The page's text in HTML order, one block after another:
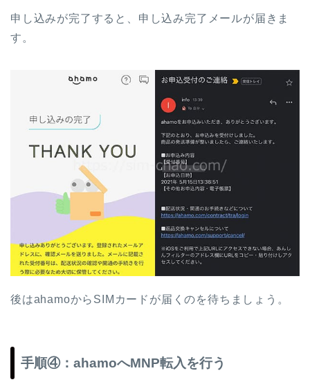
申し込みが完了すると、申し込み完了メールが届きま
す。
後はahamoからSIMカードが届くのを待ちましょう。
手順④：ahamoへMNP転入を行う